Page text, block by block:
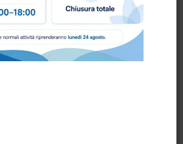
a caldo. I due lati della
saldati pressando a caldo i
in polietilene.